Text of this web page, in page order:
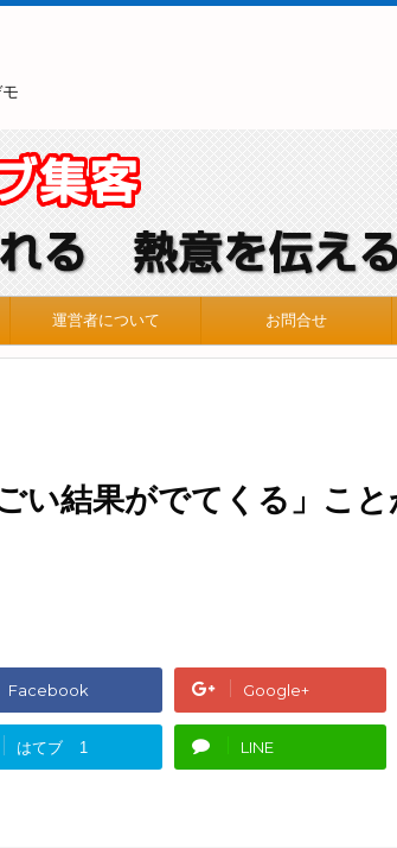
運営者について お問合せ
い結果がでてくる」こと
Facebook Google+
はてブ 1 LINE